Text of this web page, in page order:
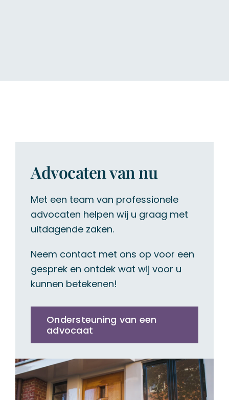
Advocaten van nu
Met een team van professionele
advocaten helpen wij u graag met
uitdagende zaken.
Neem contact met ons op voor een
gesprek en ontdek wat wij voor u
kunnen betekenen!
Ondersteuning van een
advocaat